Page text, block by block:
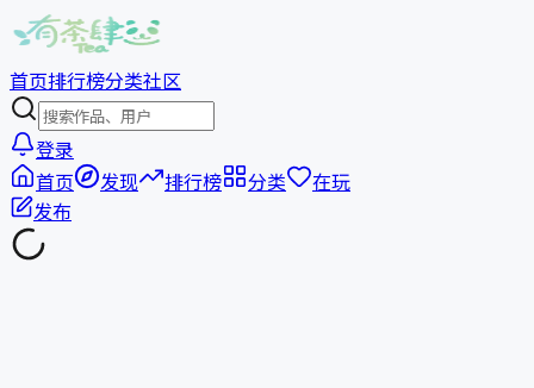
首页排行榜分类社区
登录
首页
发现 排行榜 分类
在玩
发布